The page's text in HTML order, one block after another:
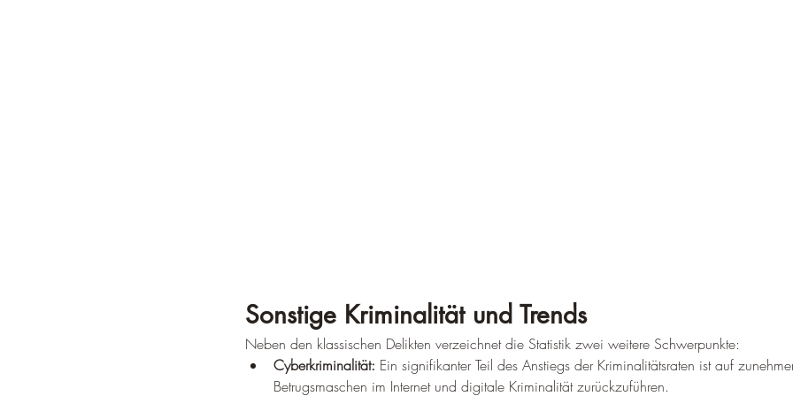
Sonstige Kriminalität und Trends
Neben den klassischen Delikten verzeichnet die Statistik zwei weitere Schwerpunkte:
Cyberkriminalität: Ein signifikanter Teil des Anstiegs der Kriminalitätsraten ist auf
Betrugsmaschen im Internet und digitale Kriminalität zurückzuführen.